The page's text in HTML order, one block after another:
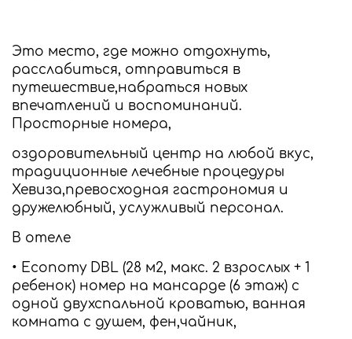
Это место, где можно отдохнуть,
расслабиться, отправиться в
путешествие,набраться новых
впечатлений и воспоминаний.
Просторные номера,
оздоровительный центр на любой вкус,
традиционные лечебные процедуры
Хевиза,превосходная гастрономия и
дружелюбный, услужливый персонал.
В отеле
• Economy DBL (28 м2, макс. 2 взрослых + 1
ребенок) номер на мансарде (6 этаж) с
одной двухспальной кроватью, ванная
комната с душем, фен,чайник,